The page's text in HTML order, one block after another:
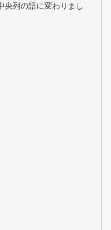
央列の語に変わりまし